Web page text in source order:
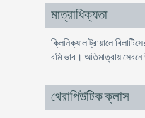
মাত্রাধিক্যতা
ক্লিনিক্যাল ট্রায়ালে
বমি ভাব। অতিমাত্রায়
থেরাপিউটিক ক্লাস